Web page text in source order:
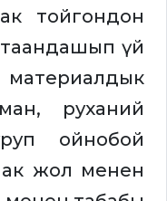
тойгондон
үй
руханий
ойнобой
жол менен